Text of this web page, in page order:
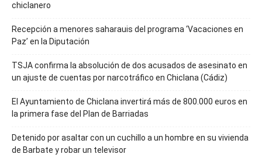
chiclanero
Recepción a menores saharauis del programa ‘Vacaciones en
Paz’ en la Diputación
TSJA confirma la absolución de dos acusados de asesinato en
un ajuste de cuentas por narcotráfico en Chiclana (Cádiz)
El Ayuntamiento de Chiclana invertirá más de 800.000 euros en
la primera fase del Plan de Barriadas
Detenido por asaltar con un cuchillo a un hombre en su vivienda
de Barbate y robar un televisor